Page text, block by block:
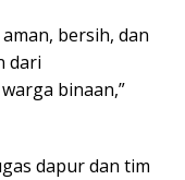
bersih, dan
dari
binaan,”
dapur dan tim